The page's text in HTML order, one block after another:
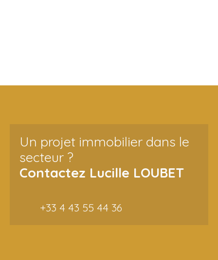
Un projet immobilier dans le
secteur ?
Contactez Lucille LOUBET
+33 4 43 55 44 36